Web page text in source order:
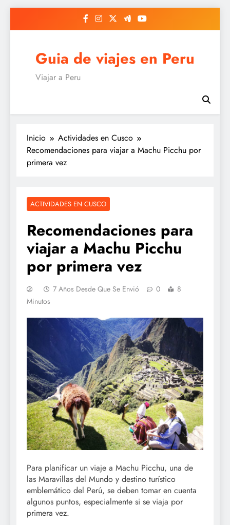
Guia de viajes en Peru
Viajar a Peru
Inicio
Actividades en Cusco
Recomendaciones para viajar a Machu Picchu por
primera vez
ACTIVIDADES EN CUSCO
Recomendaciones para
viajar a Machu Picchu
por primera vez
7 Años Desde Que Se Envió 0
8
Minutos
Para planificar un viaje a Machu Picchu, una de
las Maravillas del Mundo y destino turístico
emblemático del Perú, se deben tomar en cuenta
algunos puntos, especialmente si se viaja por
primera vez.